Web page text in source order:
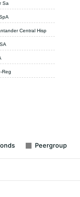
Sa
Central Hisp
Reg
Peergroup